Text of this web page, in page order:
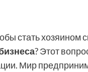
стать хозяином
? Этот
Мир